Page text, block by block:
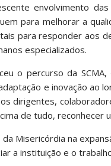
envolvimento
para melhorar a
para responder aos
especializados.
o percurso da
e inovação ao
dirigentes,
de tudo, reconhecer
Misericórdia na
a instituição e o